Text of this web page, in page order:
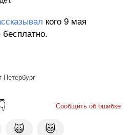
кого 9 мая
бесплатно.
Петербург
Сообщить об ошибке
🙀 😿